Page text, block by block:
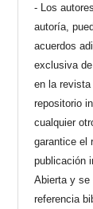
- Los
autoría,
acuerdos
exclusiva
en la
repositorio
cualquier
garantice el
publicación
Abierta y se
referencia